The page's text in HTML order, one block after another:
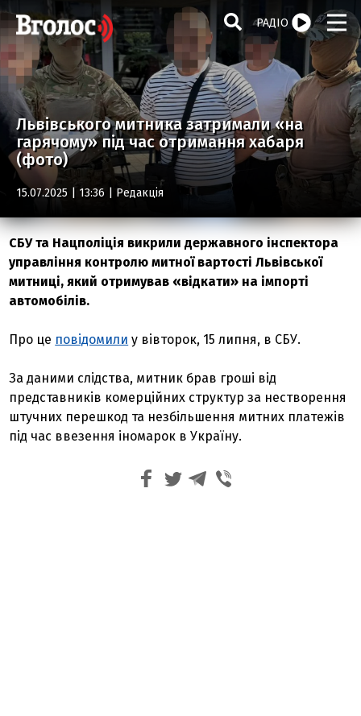
РАДІО
Львівського митника затримали «на
гарячому» під час отримання хабаря
(фото)
15.07.2025 | 13:36 | Редакція
СБУ та Нацполіція викрили державного інспектора
управління контролю митної вартості Львівської
митниці, який отримував «відкати» на імпорті
автомобілів.
Про це повідомили у вівторок, 15 липня, в СБУ.
За даними слідства, митник брав гроші від
представників комерційних структур за нестворення
штучних перешкод та незбільшення митних платежів
під час ввезення іномарок в Україну.